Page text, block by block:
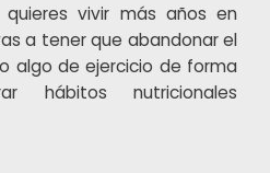
vivir más años en
a tener que abandonar el
algo de ejercicio de forma
hábitos nutricionales